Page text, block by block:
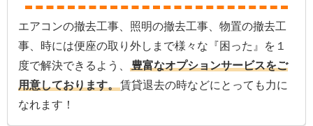
エアコンの撤去工事、照明の撤去工事、物置の撤去工
事、時には便座の取り外しまで様々な『困った』を１
度で解決できるよう、
豊富なオプションサービスをご
用意しております。賃貸退去の時などにとっても力に
なれます！